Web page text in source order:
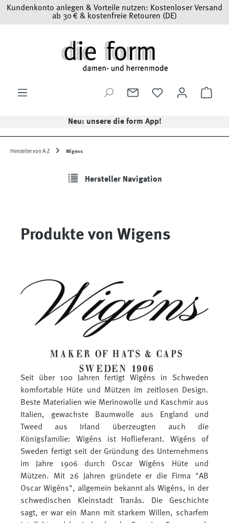
Zum Hauptinhalt springen
Kundenkonto anlegen & Vorteile nutzen: Kostenloser Versand
ab 30 € & kostenfreie Retouren (DE)
Neu: unsere die form App!
Hersteller von A-Z Wigens
Hersteller Navigation
Produkte von Wigens
Seit über 100 Jahren fertigt Wigéns in Schweden
komfortable Hüte und Mützen im zeitlosen Design.
Beste Materialien wie Merinowolle und Kaschmir aus
Italien, gewachste Baumwolle aus England und
Tweed aus Irland überzeugten auch die
Königsfamilie: Wigéns ist Hoflieferant. Wigéns of
Sweden fertigt seit der Gründung des Unternehmens
im Jahre 1906 durch Oscar Wigéns Hüte und
Mützen. Mit 26 Jahren gründete er die Firma "AB
Oscar Wigéns", allgemein bekannt als Wigéns, in der
schwedischen Kleinstadt Tranås. Die Geschichte
sagt, er war ein Mann mit starkem Willen, scharfem